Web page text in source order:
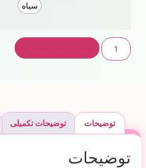
سیاه
توضیحات توضیحات تکمیلی
توضیحات